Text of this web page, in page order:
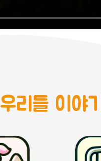
우리들 이야기